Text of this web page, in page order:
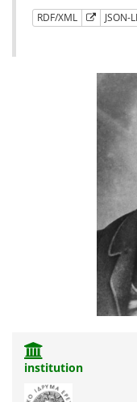
RDF/XML JSON-
institution